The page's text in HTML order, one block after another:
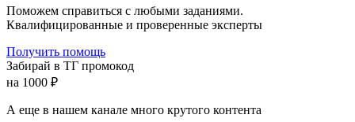
Поможем справиться с любыми заданиями.
Квалифицированные и проверенные эксперты
Получить помощь
Забирай в ТГ промокод
на 1000 ₽
А еще в нашем канале много крутого контента